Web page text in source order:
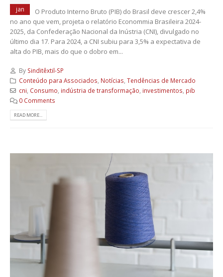
jan
O Produto Interno Bruto (PIB) do Brasil deve crescer 2,4%
no ano que vem, projeta o relatório Econommia Brasileira 2024-
2025, da Confederação Nacional da Inústria (CNI), divulgado no
último dia 17. Para 2024, a CNI subiu para 3,5% a expectativa de
alta do PIB, mais do que o dobro em...
By Sinditêxtil-SP
Conteúdo para Associados, Notícias, Tendências de Mercado
cni, Consumo, indústria de transformação, investimentos, pib
0 Comments
READ MORE...